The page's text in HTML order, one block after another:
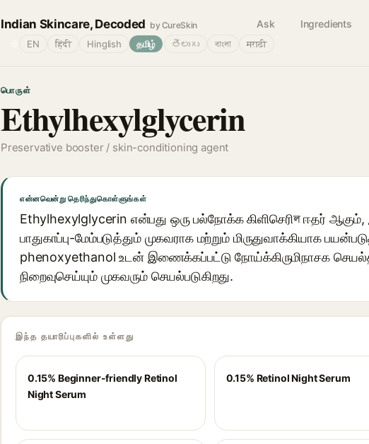
Indian Skincare, Decoded by CureSkin Ask Ingredients
EN हिंदी Hinglish தமிழ் తెలుగు বাংলা मराठी
பொருள்
Ethylhexylglycerin
Preservative booster / skin-conditioning agent
என்னவென்று தெரிந்துகொள்ளுங்கள்
Ethylhexylglycerin என்பது ஒரு பல்நோக்க கிளிசெரிল ஈதர்
பாதுகாப்பு-மேம்படுத்தும் முகவராக மற்றும் மிருதுவாக்கியாக
phenoxyethanol உடன் இணைக்கப்பட்டு நோய்க்கிருமிநாசக
நிறைவுசெய்யும் முகவரும் செயல்படுகிறது.
இந்த தயாரிப்புகளில் உள்ளது
0.15% Beginner-friendly Retinol
Night Serum
0.15% Retinol Night Serum